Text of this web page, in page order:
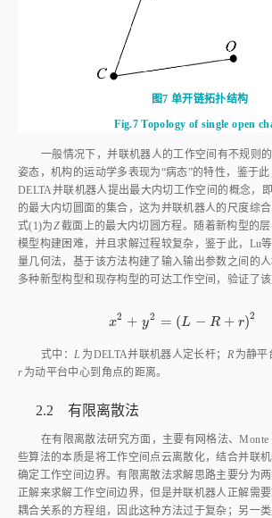
图7 单开链拓扑结构
Fig.7 Topology of single open
一般情况下，并联机器人的工作空间有不规则
姿态，机构的运动学多表现为“病态”的特性，鉴于
DELTA并联机器人提出最大内切工作空间的概念，
的最大内切圆面的集合，这为并联机器人的尺度综合
式(1)为Z截面上的最大内切圆方程。随着新构型的
模型构建困难，并且求解过程较复杂，鉴于此，Lu等
量几何法，基于该方法构建了输入输出参数之间的
多种新型构型和现存构型的可达工作空间，验证了
x2 + y2 = (L − R + r)2
x 2+ y2=(L -R +r) 2
式中：L 为DELTA并联机器人定长杆； R 为静平
r 为动平台中心到角点的距离。
2.2 有限离散法
在有限离散法研究方面，主要有网格法、
些算法的本质是将工作空间点云离散化，结合并联
确定工作空间边界。有限离散法求解思路主要分为
正解来求解工作空间边界，但是并联机器人正解需
耦合关系的方程组，因此这种方法过于复杂；另一